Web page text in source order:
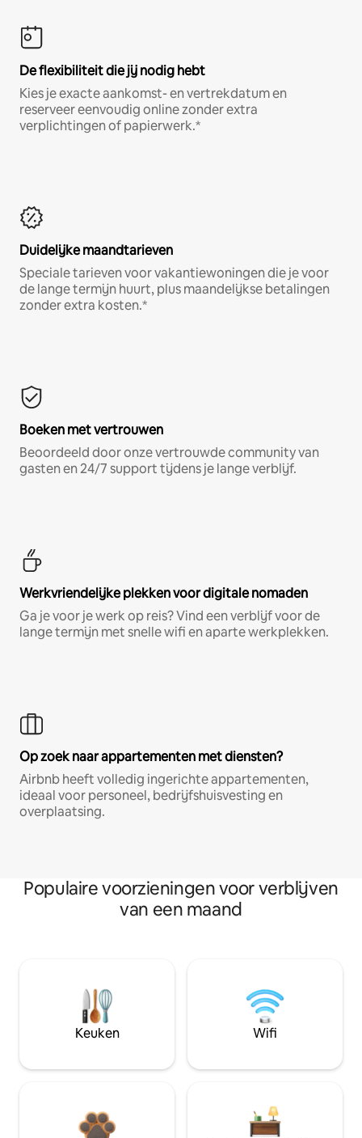
De flexibiliteit die jij nodig hebt
Kies je exacte aankomst- en vertrekdatum en
reserveer eenvoudig online zonder extra
verplichtingen of papierwerk.*
Duidelijke maandtarieven
Speciale tarieven voor vakantiewoningen die je voor
de lange termijn huurt, plus maandelijkse betalingen
zonder extra kosten.*
Boeken met vertrouwen
Beoordeeld door onze vertrouwde community van
gasten en 24/7 support tijdens je lange verblijf.
Werkvriendelijke plekken voor digitale nomaden
Ga je voor je werk op reis? Vind een verblijf voor de
lange termijn met snelle wifi en aparte werkplekken.
Op zoek naar appartementen met diensten?
Airbnb heeft volledig ingerichte appartementen,
ideaal voor personeel, bedrijfshuisvesting en
overplaatsing.
Populaire voorzieningen voor verblijven
van een maand
Keuken Wifi